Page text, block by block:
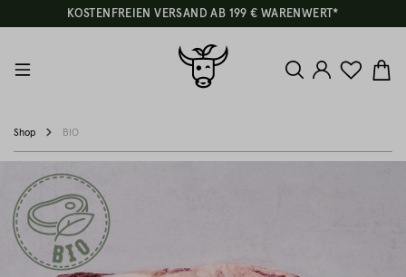
KOSTENFREIEN VERSAND AB 199 € WARENWERT*
Shop BIO